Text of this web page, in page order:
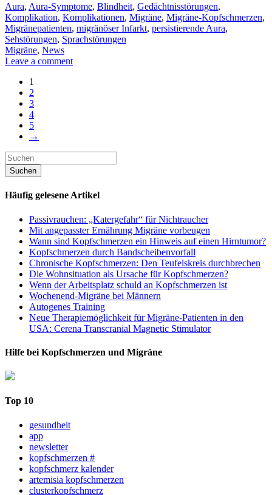
Aura, Aura-Symptome, Blindheit, Gedächtnisstörungen,
Komplikation, Komplikationen, Migräne, Migräne-Kopfschmerzen,
Migränepatienten, migränöser Infarkt, persistierende Aura,
Sehstörungen, Sprachstörungen
Migräne, News
Leave a comment
1
2
3
4
5
→
Häufig gelesene Artikel
Passivrauchen: „Katergefahr“ für Nichtraucher
Mit angepasster Ernährung Migräne vorbeugen
Wann sind Kopfschmerzen ein Hinweis auf einen Hirntumor?
Kopfschmerzen durch Bandscheibenvorfall
Chronische Kopfschmerzen: Den Teufelskreis durchbrechen
Die Wohnsituation als Ursache für Kopfschmerzen?
Wenn der Arbeitsplatz schuld an Kopfschmerzen ist
Wochenend-Migräne bei Männern
Autogenes Training
Neue Therapiemöglichkeit für Migräne-Patienten in den
USA: Cerena Transcranial Magnetic Stimulator
Hilfe bei Kopfschmerzen und Migräne
Top 10
gesundheit
app
newsletter
kopfschmerzen #
kopfschmerz kalender
artemisia kopfschmerzen
clusterkopfschmerz